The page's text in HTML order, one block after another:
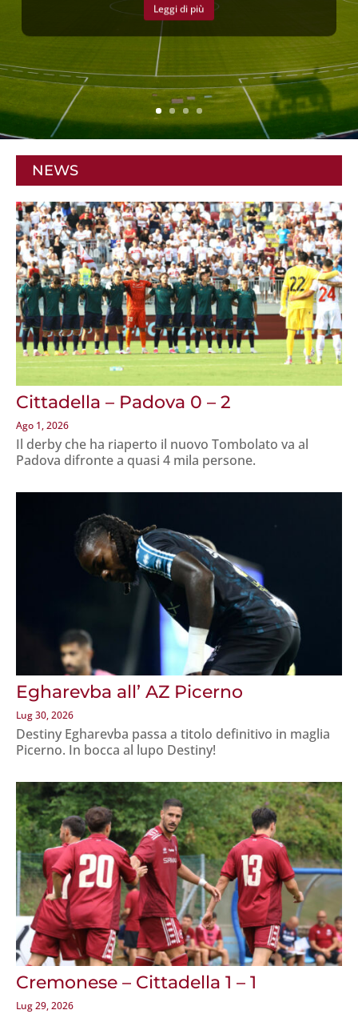
Leggi di più
NEWS
Cittadella – Padova 0 – 2
Ago 1, 2026
Il derby che ha riaperto il nuovo Tombolato va al
Padova difronte a quasi 4 mila persone.
Egharevba all’ AZ Picerno
Lug 30, 2026
Destiny Egharevba passa a titolo definitivo in maglia
Picerno. In bocca al lupo Destiny!
Cremonese – Cittadella 1 – 1
Lug 29, 2026